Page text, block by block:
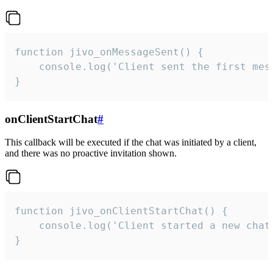
function jivo_onMessageSent() {
console.log('Client sent the first
}
onClientStartChat#
This callback will be executed if the chat was initiated by a client,
and there was no proactive invitation shown.
function jivo_onClientStartChat() {
console.log('Client started a new
}